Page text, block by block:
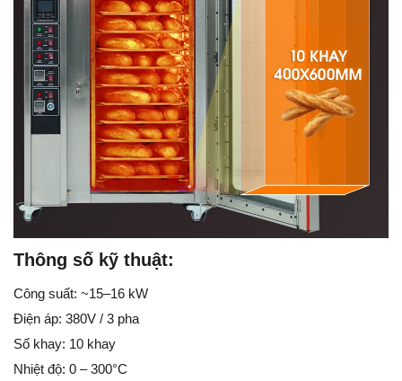
Thông số kỹ thuật:
Công suất: ~15–16 kW
Điện áp: 380V / 3 pha
Số khay: 10 khay
Nhiệt độ: 0 – 300°C